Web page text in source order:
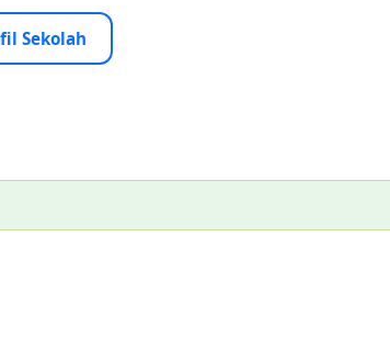
Sekolah